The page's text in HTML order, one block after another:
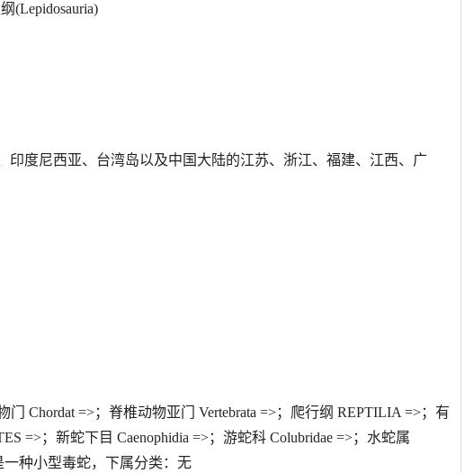
(Lepidosauria)
度尼西亚、台湾岛以及中国大陆的江苏、浙江、福建、江西、广
Chordat =>；脊椎动物亚门 Vertebrata =>；爬行纲 REPTILIA =>；有
=>；新蛇下目 Caenophidia =>；游蛇科 Colubridae =>；水蛇属
一种小型毒蛇，下属分类：无